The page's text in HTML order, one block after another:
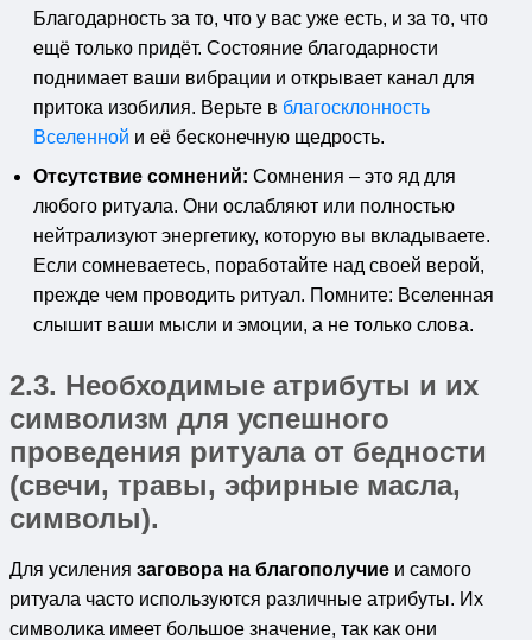
Благодарность за то, что у вас уже есть, и за то, что
ещё только придёт. Состояние благодарности
поднимает ваши вибрации и открывает канал для
притока изобилия. Верьте в благосклонность
Вселенной и её бесконечную щедрость.
Отсутствие сомнений: Сомнения – это яд для
любого ритуала. Они ослабляют или полностью
нейтрализуют энергетику, которую вы вкладываете.
Если сомневаетесь, поработайте над своей верой,
прежде чем проводить ритуал. Помните: Вселенная
слышит ваши мысли и эмоции, а не только слова.
2.3. Необходимые атрибуты и их
символизм для успешного
проведения ритуала от бедности
(свечи, травы, эфирные масла,
символы).
Для усиления заговора на благополучие и самого
ритуала часто используются различные атрибуты. Их
символика имеет большое значение, так как они